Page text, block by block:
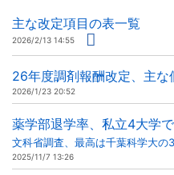
主な改定項目の表一覧
2026/2/13 14:55
26年度調剤報酬改定、主な
2026/1/23 20:52
薬学部退学率、私立4大学
文科省調査、最高は千葉科学大の
2025/11/7 13:26